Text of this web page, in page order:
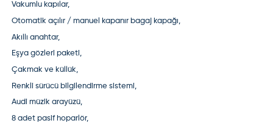
Vakumlu kapılar,
Otomatik açılır / manuel kapanır bagaj kapağı,
Akıllı anahtar,
Eşya gözleri paketi,
Çakmak ve küllük,
Renkli sürücü bilgilendirme sistemi,
Audi müzik arayüzü,
8 adet pasif hoparlör,